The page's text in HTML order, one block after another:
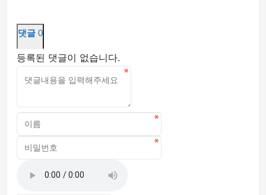
댓글 0
등록된 댓글이 없습니다.